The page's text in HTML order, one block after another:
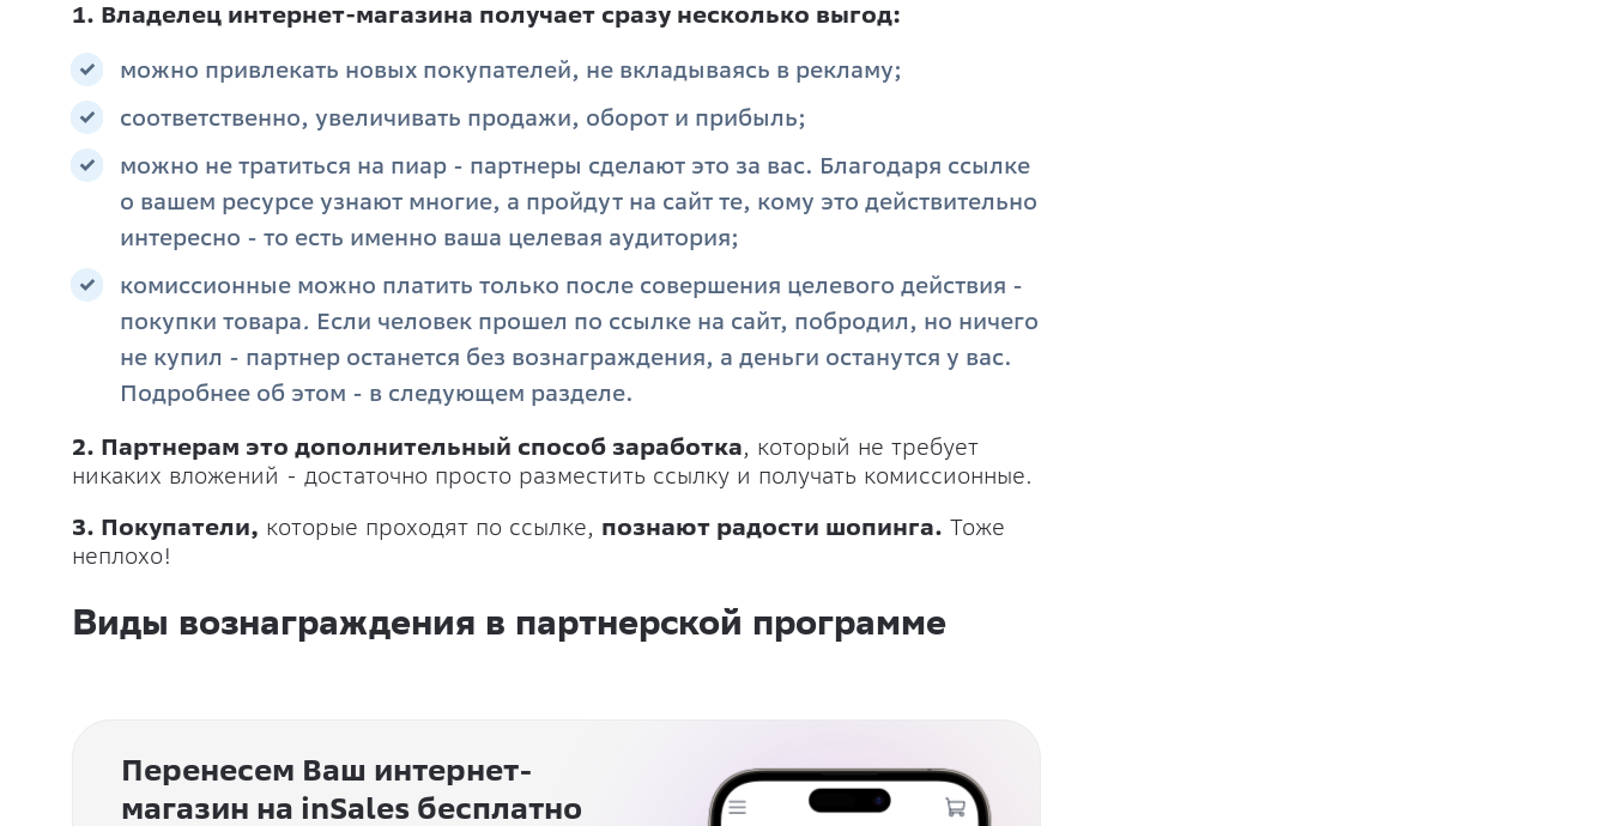
1. Владелец интернет-магазина получает сразу несколько выгод:
можно привлекать новых покупателей, не вкладываясь в рекламу;
соответственно, увеличивать продажи, оборот и прибыль;
можно не тратиться на пиар - партнеры сделают это за вас. Благодаря ссылке
о вашем ресурсе узнают многие, а пройдут на сайт те, кому это действительно
интересно - то есть именно ваша целевая аудитория;
комиссионные можно платить только после совершения целевого действия -
покупки товара. Если человек прошел по ссылке на сайт, побродил, но ничего
не купил - партнер останется без вознаграждения, а деньги останутся у вас.
Подробнее об этом - в следующем разделе.
2. Партнерам это дополнительный способ заработка, который не требует
никаких вложений - достаточно просто разместить ссылку и получать комиссионные.
3. Покупатели, которые проходят по ссылке, познают радости шопинга. Тоже
неплохо!
Виды вознаграждения в партнерской программе
Перенесем Ваш интернет-
магазин на inSales бесплатно